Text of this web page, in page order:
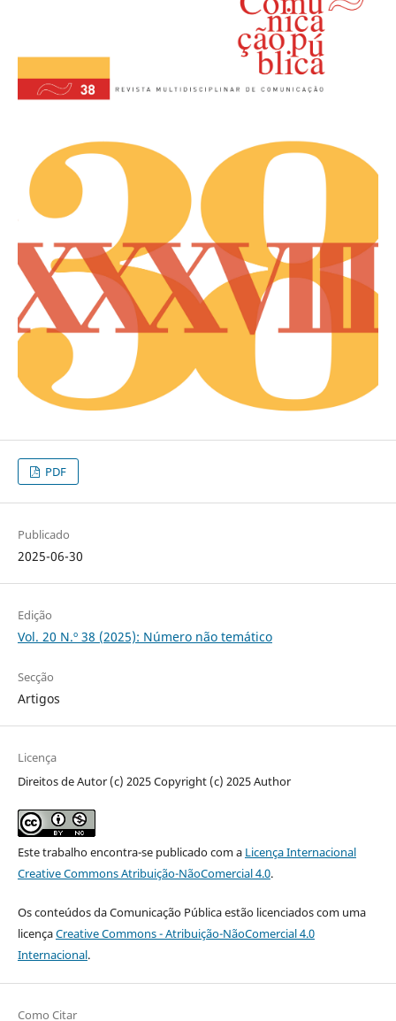
PDF
Publicado
2025-06-30
Edição
Vol. 20 N.º 38 (2025): Número não temático
Secção
Artigos
Licença
Direitos de Autor (c) 2025 Copyright (c) 2025 Author
Este trabalho encontra-se publicado com a Licença Internacional
Creative Commons Atribuição-NãoComercial 4.0.
Os conteúdos da Comunicação Pública estão licenciados com uma
licençaCreative Commons - Atribuição-NãoComercial 4.0
Internacional.
Como Citar